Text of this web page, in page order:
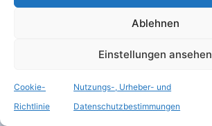
Ablehnen
Einstellungen ansehen
Cookie-
Richtlinie
Nutzungs-, Urheber- und
Datenschutzbestimmungen
(NRAO), das seinerseits von
Associated Universities, Inc. (AUI)
betrieben wird, für den
National Astronomical Observatory
of Japan (NAOJ) für den